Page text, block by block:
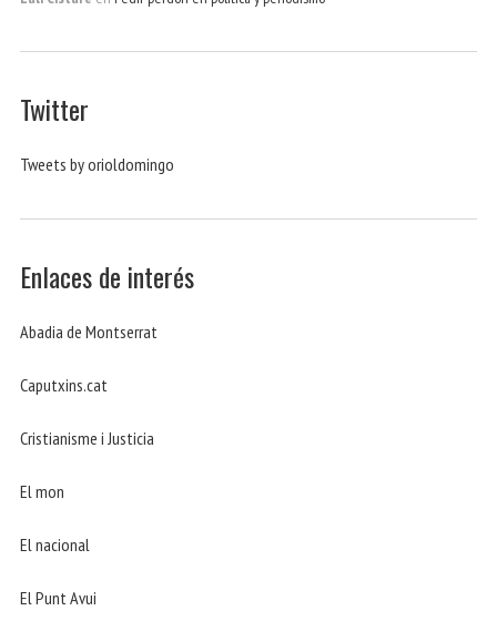
Twitter
Tweets by orioldomingo
Enlaces de interés
Abadia de Montserrat
Caputxins.cat
Cristianisme i Justicia
El mon
El nacional
El Punt Avui